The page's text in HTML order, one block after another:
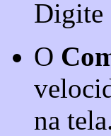
Digite
O
na